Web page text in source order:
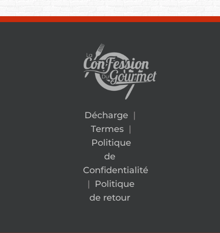
Décharge|
Termes |
Politique
de
Confidentialité
| Politique
de retour